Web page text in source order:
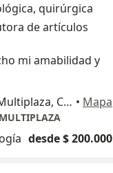
quirúrgica
de artículos
mi amabilidad y
Carrera 21 64A-33 Edificio Multiplaza, Consultorio 504, Manizales • Mapa
desde $ 200.000